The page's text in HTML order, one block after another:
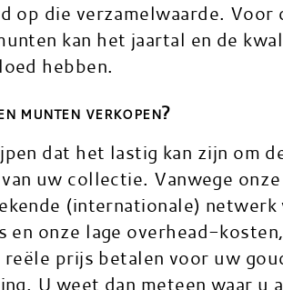
op die verzamelwaarde. Voor
kan het jaartal en de
hebben.
munten verkopen?
dat het lastig kan zijn om
uw collectie. Vanwege
(internationale) netwerk
en onze lage overhead-
reële prijs betalen voor uw
U weet dan meteen waar u